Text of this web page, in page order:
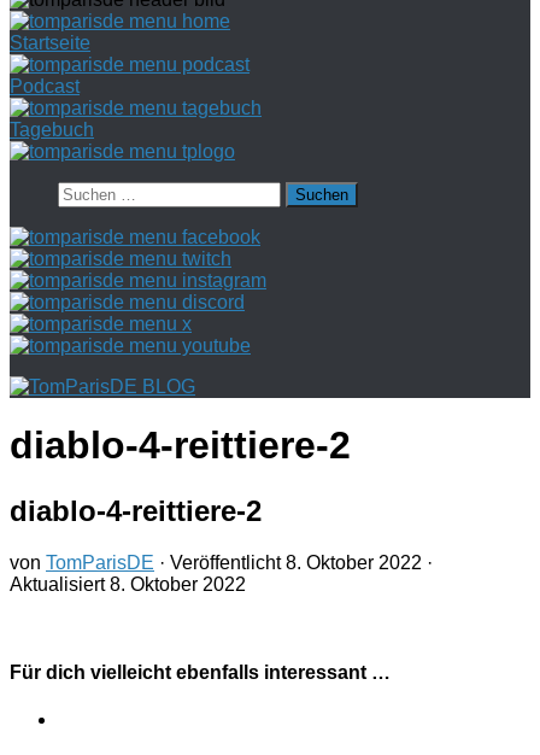
Startseite
Podcast
Tagebuch
Suchen
nach:
diablo-4-reittiere-2
diablo-4-reittiere-2
von TomParisDE · Veröffentlicht8. Oktober 2022 ·
Aktualisiert8. Oktober 2022
Für dich vielleicht ebenfalls interessant …